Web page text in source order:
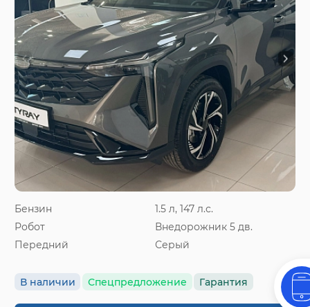
Бензин
1.5 л, 147 л.с.
Робот
Внедорожник 5 дв.
Передний
Серый
В наличии Спецпредложение Гарантия